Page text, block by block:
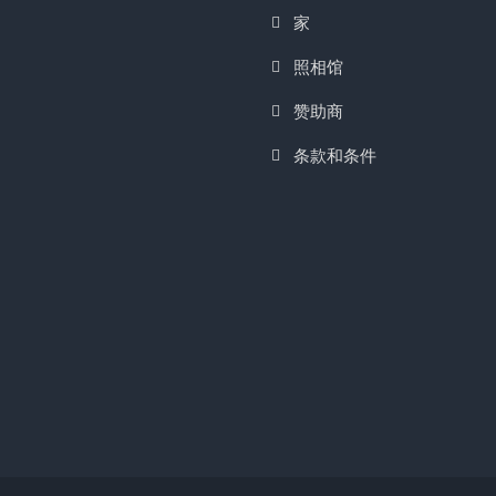
家
照相馆
赞助商
条款和条件